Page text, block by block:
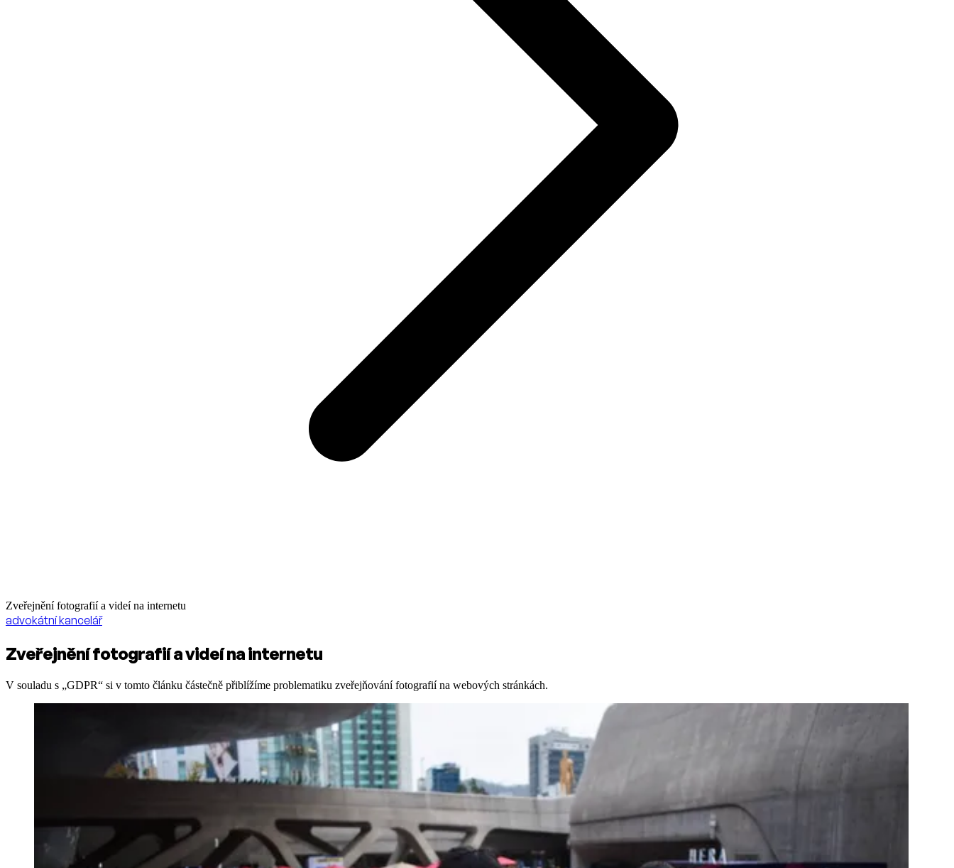
Zveřejnění fotografií a videí na internetu
advokátní kancelář
Zveřejnění fotografií a videí na internetu
V souladu s „GDPR“ si v tomto článku částečně přiblížíme problematiku zveřejňování fotografií na webových stránkách.